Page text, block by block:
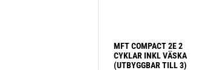
MFT COMPACT 2E 2
CYKLAR INKL VÄSKA
(UTBYGGBAR TILL 3)